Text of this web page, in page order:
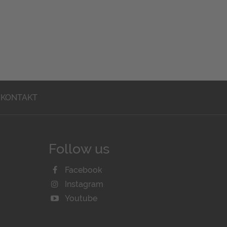
KONTAKT
Follow us
Facebook
Instagram
Youtube